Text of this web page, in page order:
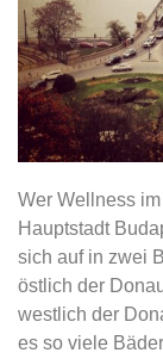
Wer Wellness
Hauptstadt
sich auf in zwei
östlich der
westlich der
es so viele